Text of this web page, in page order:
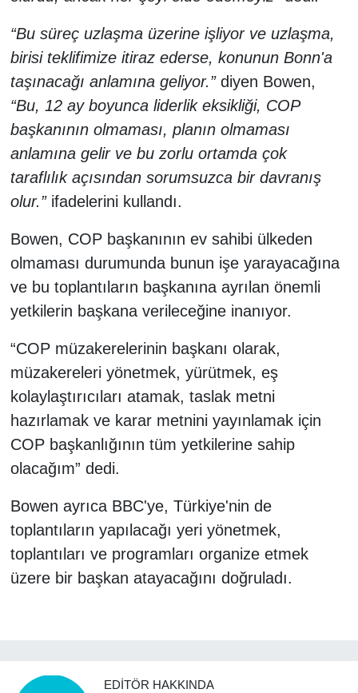
“Bu süreç uzlaşma üzerine işliyor ve uzlaşma,
birisi teklifimize itiraz ederse, konunun Bonn'a
taşınacağı anlamına geliyor.”diyen Bowen,
“Bu, 12 ay boyunca liderlik eksikliği, COP
başkanının olmaması, planın olmaması
anlamına gelir ve bu zorlu ortamda çok
taraflılık açısından sorumsuzca bir davranış
olur.”ifadelerini kullandı.
Bowen, COP başkanının ev sahibi ülkeden
olmaması durumunda bunun işe yarayacağına
ve bu toplantıların başkanına ayrılan önemli
yetkilerin başkana verileceğine inanıyor.
“COP müzakerelerinin başkanı olarak,
müzakereleri yönetmek, yürütmek, eş
kolaylaştırıcıları atamak, taslak metni
hazırlamak ve karar metnini yayınlamak için
COP başkanlığının tüm yetkilerine sahip
olacağım” dedi.
Bowen ayrıca BBC'ye, Türkiye'nin de
toplantıların yapılacağı yeri yönetmek,
toplantıları ve programları organize etmek
üzere bir başkan atayacağını doğruladı.
EDITÖR HAKKINDA